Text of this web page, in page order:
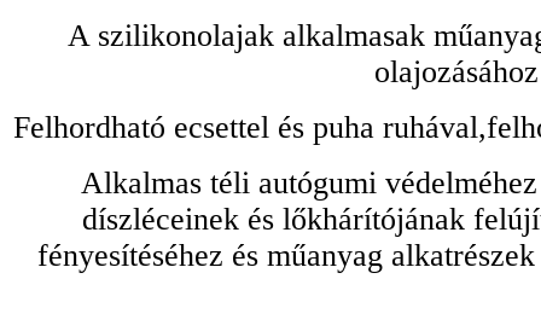
A szilikonolajak alkalmasak
Felhordható ecsettel és puha
Alkalmas téli autógumi
díszléceinek és lőkhárítójának
fényesítéséhez és műanyag